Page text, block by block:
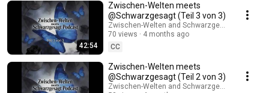
42:54
Zwischen-Welten meets
@Schwarzgesagt (Teil 3 von 3)
Zwischen-Welten and Schwarzgesagt® - der
70 views
4 months ago
CC
Zwischen-Welten meets
@Schwarzgesagt (Teil 2 von 3)
Zwischen-Welten and Schwarzgesagt® - der